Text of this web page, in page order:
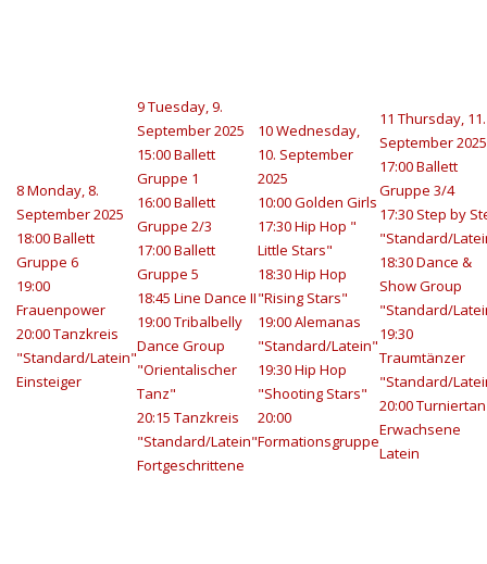
8Monday, 8.
September 2025
18:00 Ballett
Gruppe 6
19:00
Frauenpower
20:00 Tanzkreis
"Standard/Latein"
Einsteiger
9Tuesday, 9.
September 2025
15:00 Ballett
Gruppe 1
16:00 Ballett
Gruppe 2/3
17:00 Ballett
Gruppe 5
18:45 Line Dance II
19:00 Tribalbelly
Dance Group
"Orientalischer
Tanz"
20:15 Tanzkreis
"Standard/Latein"
Fortgeschrittene
10Wednesday,
10. September
2025
10:00 Golden Girls
17:30 Hip Hop "
Little Stars"
18:30 Hip Hop
"Rising Stars"
19:00 Alemanas
"Standard/Latein"
19:30 Hip Hop
"Shooting Stars"
20:00
Formationsgruppe
11 Thursday, 11.
September 2025
17:00 Ballett
Gruppe 3/4
17:30 Step by
"Standard/
18:30 Dance &
Show Group
"Standard/
19:30
Traumtänzer
"Standard/
20:00
Erwachsene
Latein